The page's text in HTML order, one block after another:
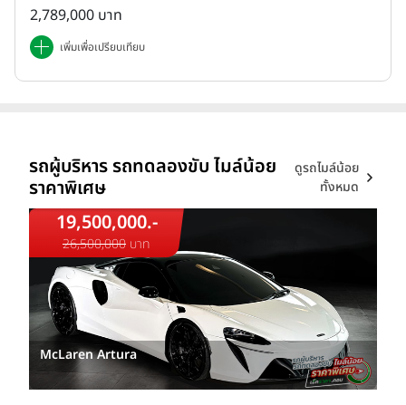
2,789,000 บาท
เพิ่มเพื่อเปรียบเทียบ
รถผู้บริหาร รถทดลองขับ ไมล์น้อย
ราคาพิเศษ
ดูรถไมล์น้อย
ทั้งหมด
19,500,000.-
26,500,000 บาท
McLaren Artura